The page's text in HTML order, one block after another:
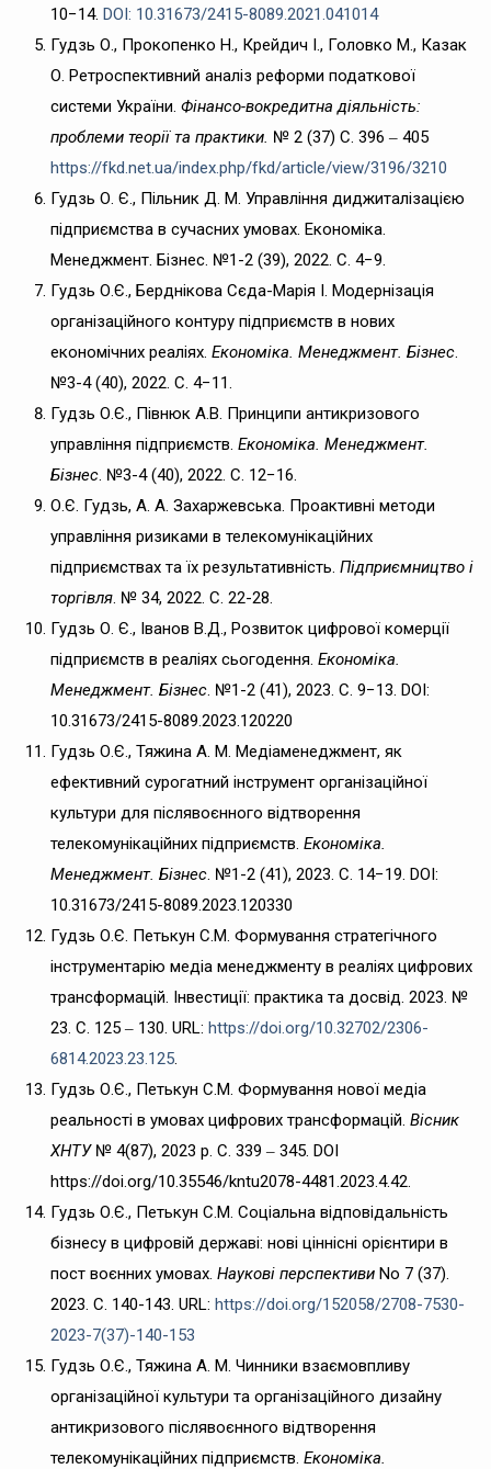
10−14. DOI: 10.31673/2415-8089.2021.041014
Гудзь О., Прокопенко Н., Крейдич І., Головко М., Казак
О. Ретроспективний аналіз реформи податкової
системи України. Фінансо-вокредитна діяльність:
проблеми теорії та практики. № 2 (37) С. 396 ‒ 405
https://fkd.net.ua/index.php/fkd/article/view/3196/3210
Гудзь О. Є., Пільник Д. М. Управління диджиталізацією
підприємства в сучасних умовах. Економіка.
Менеджмент. Бізнес. №1-2 (39), 2022. C. 4−9.
Гудзь О.Є., Берднікова Сєда-Марія І. Модернізація
організаційного контуру підприємств в нових
економічних реаліях. Економіка. Менеджмент. Бізнес
№3-4 (40), 2022. C. 4−11.
Гудзь О.Є., Півнюк А.В. Принципи антикризового
управління підприємств. Економіка. Менеджмент.
Бізнес . №3-4 (40), 2022. C. 12−16.
О.Є. Гудзь, А. А. Захаржевська. Проактивні методи
управління ризиками в телекомунікаційних
підприємствах та їх результативність. Підприємництво і
торгівля . № 34, 2022. С. 22-28.
Гудзь О. Є., Іванов В.Д., Розвиток цифрової комерції
підприємств в реаліях сьогодення. Економіка.
Менеджмент. Бізнес . №1-2 (41), 2023. C. 9−13. DOI:
10.31673/2415-8089.2023.120220
Гудзь О.Є., Тяжина А. М. Медіаменеджмент, як
ефективний сурогатний інструмент організаційної
культури для післявоєнного відтворення
телекомунікаційних підприємств. Економіка.
Менеджмент. Бізнес . №1-2 (41), 2023. C. 14−19. DOI:
10.31673/2415-8089.2023.120330
Гудзь О.Є. Петькун С.М. Формування стратегічного
інструментарію медіа менеджменту в реаліях цифрових
трансформацій. Інвестиції: практика та досвід. 2023. №
23. С. 125 ‒ 130. URL: https://doi.org/10.32702/2306-
6814.2023.23.125
Гудзь О.Є., Петькун С.М. Формування нової медіа
реальності в умовах цифрових трансформацій. Вісник
ХНТУ№ 4(87), 2023 р. С. 339 ‒ 345. DOI
https://doi.org/10.35546/kntu2078-4481.2023.4.42.
Гудзь О.Є., Петькун С.М. Соціальна відповідальність
бізнесу в цифровій державі: нові ціннісні орієнтири в
пост воєнних умовах. Наукові перспективи No 7 (37).
2023. С. 140-143. URL: https://doi.org/152058/2708-7530-
2023-7(37)-140-153
Гудзь О.Є., Тяжина А. М. Чинники взаємовпливу
організаційної культури та організаційного дизайну
антикризового післявоєнного відтворення
телекомунікаційних підприємств. Економіка.